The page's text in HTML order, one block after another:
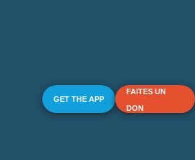
GET THE APP
FAITES UN
DON